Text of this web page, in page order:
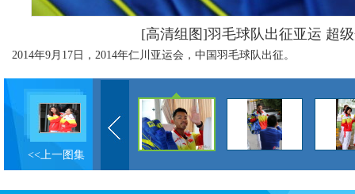
[高清组图]羽毛球队出征亚运 超
2014年9月17日，2014年仁川亚运会，中国羽毛球队出征。
<<上一图集